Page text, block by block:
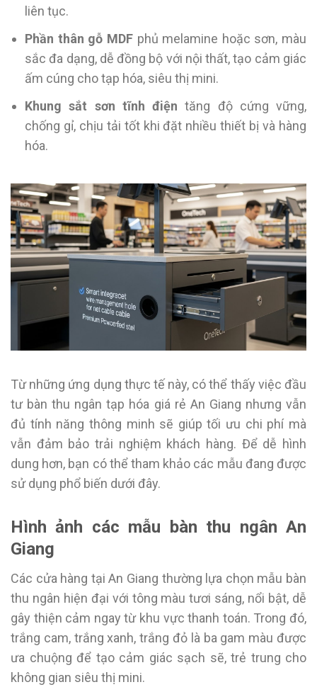
liên tục.
Phần thân gỗ MDFphủ melamine hoặc sơn, màu
sắc đa dạng, dễ đồng bộ với nội thất, tạo cảm giác
ấm cúng cho tạp hóa, siêu thị mini.
Khung sắt sơn tĩnh điện tăng độ cứng vững,
chống gỉ, chịu tải tốt khi đặt nhiều thiết bị và hàng
hóa.
Từ những ứng dụng thực tế này, có thể thấy việc đầu
tư bàn thu ngân tạp hóa giá rẻ An Giang nhưng vẫn
đủ tính năng thông minh sẽ giúp tối ưu chi phí mà
vẫn đảm bảo trải nghiệm khách hàng. Để dễ hình
dung hơn, bạn có thể tham khảo các mẫu đang được
sử dụng phổ biến dưới đây.
Hình ảnh các mẫu bàn thu ngân An
Giang
Các cửa hàng tại An Giang thường lựa chọn mẫu bàn
thu ngân hiện đại với tông màu tươi sáng, nổi bật, dễ
gây thiện cảm ngay từ khu vực thanh toán. Trong đó,
trắng cam, trắng xanh, trắng đỏ là ba gam màu được
ưa chuộng để tạo cảm giác sạch sẽ, trẻ trung cho
không gian siêu thị mini.